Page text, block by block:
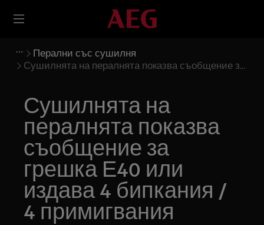
Перални със сушилня
Сушилнята на пералнята показва съобщение за
Сушилнята на
пералнята показва
съобщение за
грешка Е40 или
издава 4 бипкания /
4 примигвания